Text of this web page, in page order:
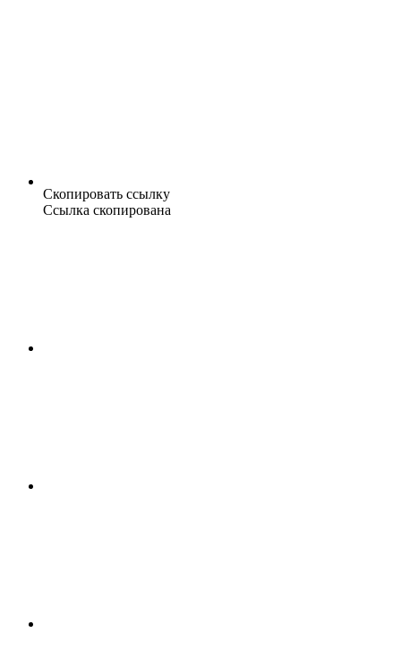
Скопировать ссылку
Ссылка скопирована